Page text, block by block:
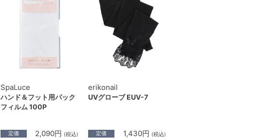
SpaLuce
ハンド＆フット用パック
フィルム 100P
定価 2,090円 (税込)
erikonail
UVグローブ EUV-7
定価 1,430円 (税込)